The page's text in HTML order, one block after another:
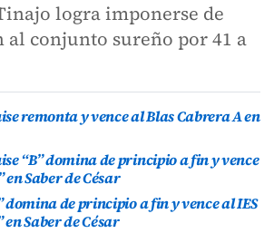
logra imponerse de
conjunto sureño por 41 a
remonta y vence al Blas Cabrera A en
“B” domina de principio a fin y vence
en Saber de César
domina de principio a fin y vence al IES
en Saber de César